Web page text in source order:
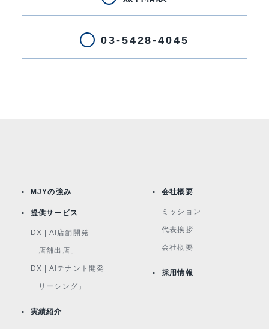
03-5428-4045
MJYの強み
提供サービス
DX | AI店舗開発
「店舗出店」
DX | AIテナント開発
「リーシング」
実績紹介
会社概要
ミッション
代表挨拶
会社概要
採用情報